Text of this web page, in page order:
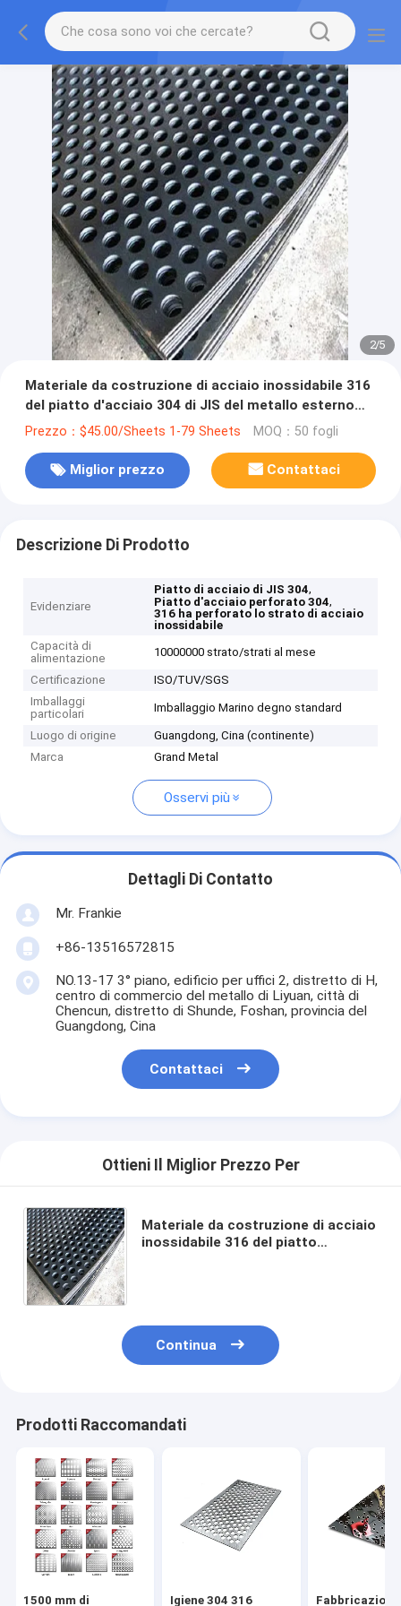
2/5
Materiale da costruzione di acciaio inossidabile 316
del piatto d'acciaio 304 di JIS del metallo esterno
perforato dello strato
Prezzo：$45.00/Sheets 1-79 Sheets MOQ：50 fogli
Miglior prezzo Contattaci
Descrizione Di Prodotto
Evidenziare
Piatto di acciaio di JIS 304,
Piatto d'acciaio perforato 304,
316 ha perforato lo strato di acciaio
inossidabile
Capacità di
alimentazione
10000000 strato/strati al mese
Certificazione
ISO/TUV/SGS
Imballaggi
particolari
Imballaggio Marino degno standard
Luogo di origine
Guangdong, Cina (continente)
Marca
Grand Metal
Osservi più
Dettagli Di Contatto
Mr. Frankie
+86-13516572815
NO.13-17 3° piano, edificio per uffici 2, distretto di H,
centro di commercio del metallo di Liyuan, città di
Chencun, distretto di Shunde, Foshan, provincia del
Guangdong, Cina
Contattaci
Ottieni Il Miglior Prezzo Per
Materiale da costruzione di acciaio
inossidabile 316 del piatto
Continua
Prodotti Raccomandati
1500 mm di Igiene 304 316